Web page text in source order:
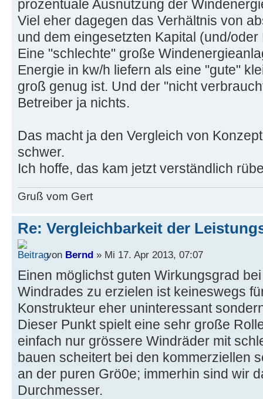
prozentuale Ausnutzung der
Viel eher dagegen das Verhältnis von
und dem eingesetzten Kapital (und/oder
Eine "schlechte" große
Energie in kw/h liefern als eine "gute"
groß genug ist. Und der "nicht
Betreiber ja nichts.
Das macht ja den Vergleich von
schwer.
Ich hoffe, das kam jetzt verständlich
Gruß vom Gert
Re: Vergleichbarkeit der
von Bernd » Mi 17. Apr 2013, 07:07
Einen möglichst guten Wirkungsgrad
Windrades zu erzielen ist keineswegs
Konstrukteur eher uninteressant
Dieser Punkt spielt eine sehr große
einfach nur grössere Windräder mit
bauen scheitert bei den kommerziellen
an der puren Grö0e; immerhin sind wir
Durchmesser.